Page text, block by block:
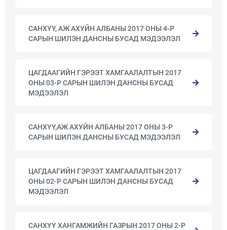
САНХҮҮ, АЖ АХУЙН АЛБАНЫ 2017 ОНЫ 4-Р
САРЫН ШИЛЭН ДАНСНЫ БУСАД МЭДЭЭЛЭЛ
ЦАГДААГИЙН ГЭРЭЭТ ХАМГААЛАЛТЫН 2017
ОНЫ 03-Р САРЫН ШИЛЭН ДАНСНЫ БУСАД
МЭДЭЭЛЭЛ
САНХҮҮ,АЖ АХУЙН АЛБАНЫ 2017 ОНЫ 3-Р
САРЫН ШИЛЭН ДАНСНЫ БУСАД МЭДЭЭЛЭЛ
ЦАГДААГИЙН ГЭРЭЭТ ХАМГААЛАЛТЫН 2017
ОНЫ 02-Р САРЫН ШИЛЭН ДАНСНЫ БУСАД
МЭДЭЭЛЭЛ
САНХҮҮ ХАНГАМЖИЙН ГАЗРЫН 2017 ОНЫ 2-Р